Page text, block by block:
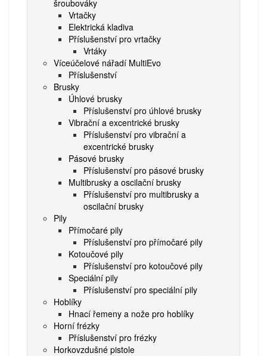
šroubováky
Vrtačky
Elektrická kladiva
Příslušenství pro vrtačky
Vrtáky
Víceúčelové nářadí MultiEvo
Příslušenství
Brusky
Úhlové brusky
Příslušenství pro úhlové brusky
Vibrační a excentrické brusky
Příslušenství pro vibrační a
excentrické brusky
Pásové brusky
Příslušenství pro pásové brusky
Multibrusky a oscilační brusky
Příslušenství pro multibrusky a
oscilační brusky
Pily
Přímočaré pily
Příslušenství pro přímočaré pily
Kotoučové pily
Příslušenství pro kotoučové pily
Speciální pily
Příslušenství pro speciální pily
Hoblíky
Hnací řemeny a nože pro hoblíky
Horní frézky
Příslušenství pro frézky
Horkovzdušné pistole